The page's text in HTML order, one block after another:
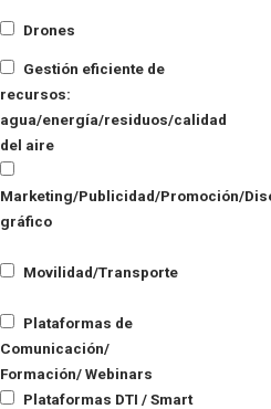
Drones
Gestión eficiente de
recursos:
agua/energía/residuos/calidad
del aire
Marketing/Publicidad/Promoción/
gráfico
Movilidad/Transporte
Plataformas de
Comunicación/
Formación/ Webinars
Plataformas DTI / Smart